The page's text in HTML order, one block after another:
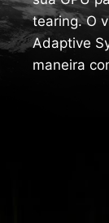
tearing. O
Adaptive
maneira